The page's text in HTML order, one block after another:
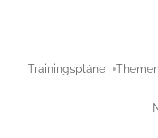
Trainingspläne